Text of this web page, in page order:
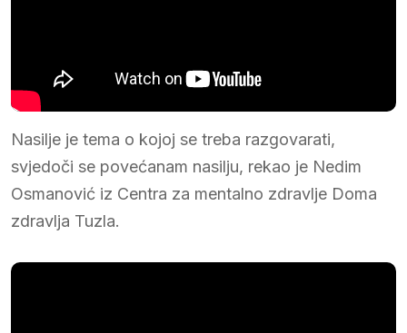
Nasilje je tema o kojoj se treba razgovarati,
svjedoči se povećanam nasilju, rekao je Nedim
Osmanović iz Centra za mentalno zdravlje Doma
zdravlja Tuzla.